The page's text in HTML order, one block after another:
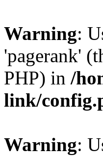
Warning:
'pagerank'
PHP) in /
link/
Warning: